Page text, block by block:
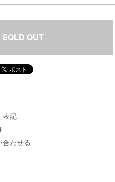
SOLD OUT
表記
合わせる